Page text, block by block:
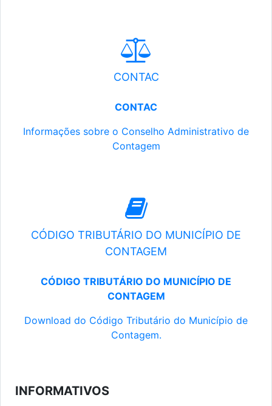
CONTAC
CONTAC
Informações sobre o Conselho Administrativo de
Contagem
CÓDIGO TRIBUTÁRIO DO MUNICÍPIO DE
CONTAGEM
CÓDIGO TRIBUTÁRIO DO MUNICÍPIO DE
CONTAGEM
Download do Código Tributário do Município de
Contagem.
INFORMATIVOS